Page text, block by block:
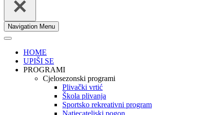
Navigation Menu
HOME
UPIŠI SE
PROGRAMI
Cjelosezonski programi
Plivački vrtić
Škola plivanja
Sportsko rekreativni program
Natjecateljski pogon